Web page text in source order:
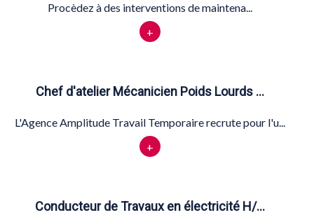
Procèdez à des interventions de maintena...
+
Chef d'atelier Mécanicien Poids Lourds …
L'Agence Amplitude Travail Temporaire recrute pour l'u...
+
Conducteur de Travaux en électricité H/…